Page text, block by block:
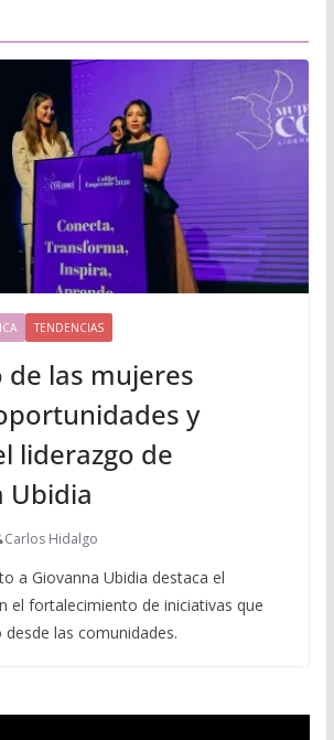
TENDENCIAS
de las mujeres
y
liderazgo de
Ubidia
Carlos Hidalgo
a Giovanna Ubidia destaca el
el fortalecimiento de iniciativas que
las comunidades.